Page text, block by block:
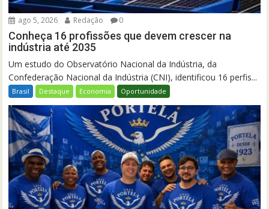
ago 5, 2026 Redação 0
Conheça 16 profissões que devem crescer na
indústria até 2035
Um estudo do Observatório Nacional da Indústria, da
Confederação Nacional da Indústria (CNI), identificou 16 perfis...
Brasil Destaque Economia Oportunidade